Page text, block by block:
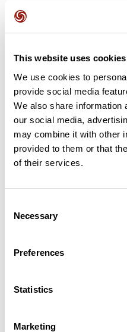
This website uses cookies
We use cookies to
provide social media
We also share information
our social media,
may combine it with other
provided to them or that
of their services.
Selection
Necessary
Preferences
Statistics
Marketing
Soyez le
Découvrez ce parcours de
de Tenay. Il présente une
Dernière modification de la fiche